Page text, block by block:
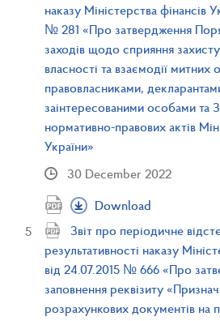
наказу Міністерства фінансів
№ 281 «Про затвердження
заходів щодо сприяння
власності та взаємодії митних
правовласниками,
заінтересованими особами та
нормативно-правових актів
України»
30 December 2022
Download
Звіт про періодичне
результативності наказу
від 24.07.2015 № 666 «Про
заповнення реквізиту
розрахункових документів на